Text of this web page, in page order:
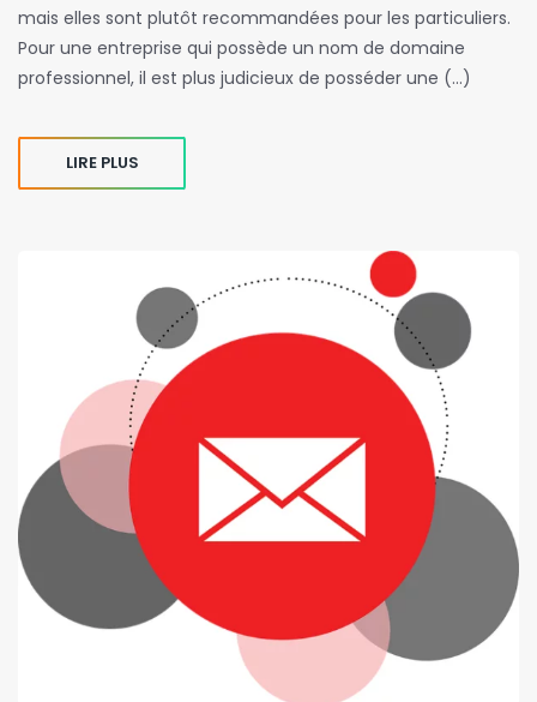
mais elles sont plutôt recommandées pour les particuliers.
Pour une entreprise qui possède un nom de domaine
professionnel, il est plus judicieux de posséder une (…)
LIRE PLUS